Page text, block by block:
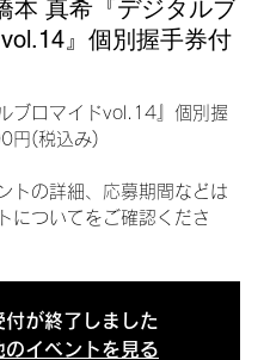
本 真希『デジタルブ
』個別握手券付
ブロマイドvol.14』個別握
円(税込み)
トの詳細、応募期間などは
についてをご確認くださ
付が終了しました
のイベントを見る